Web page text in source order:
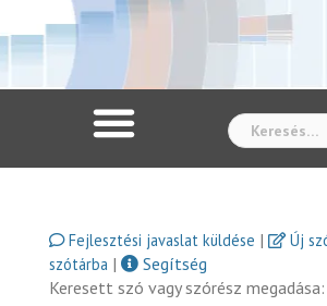
Fejlesztési javaslat küldése |
Új
szótárba |
Segítség
Keresett szó vagy szórész megadása: